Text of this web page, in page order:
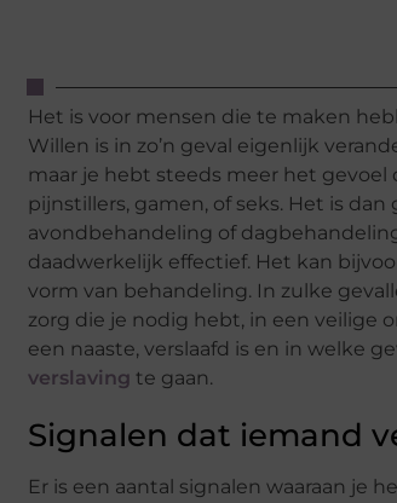
Het is voor mensen die te maken
Willen is in zo’n geval eigenlijk
maar je hebt steeds meer het
pijnstillers, gamen, of seks. Het is
avondbehandeling of
daadwerkelijk effectief. Het kan
vorm van behandeling. In zulke
zorg die je nodig hebt, in een veilige
een naaste, verslaafd is en in welke
verslaving te gaan.
Signalen dat iemand
Er is een aantal signalen waaraan je